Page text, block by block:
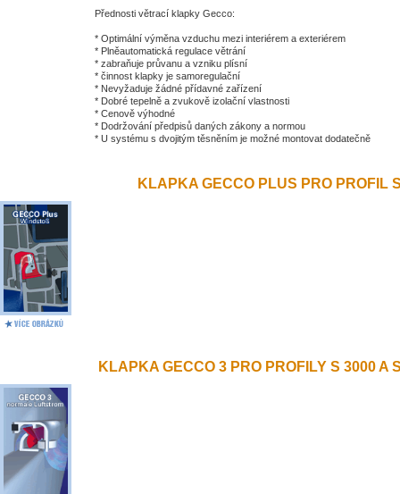
Přednosti větrací klapky Gecco:
* Optimální výměna vzduchu mezi interiérem a exteriérem
* Plněautomatická regulace větrání
* zabraňuje průvanu a vzniku plísní
* činnost klapky je samoregulační
* Nevyžaduje žádné přídavné zařízení
* Dobré tepelně a zvukově izolační vlastnosti
* Cenově výhodné
* Dodržování předpisů daných zákony a normou
* U systému s dvojitým těsněním je možné montovat dodatečně
KLAPKA GECCO PLUS PRO PROFIL
KLAPKA GECCO 3 PRO PROFILY S 3000 A